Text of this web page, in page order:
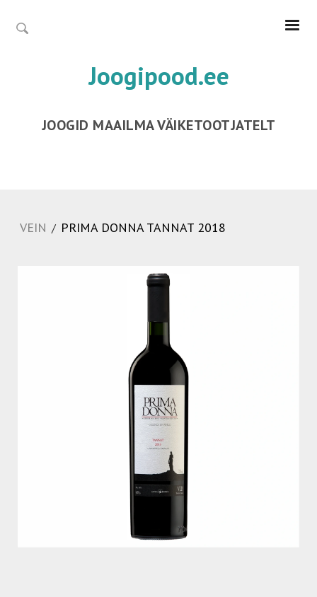
Joogipood.ee
JOOGID MAAILMA VÄIKETOOTJATELT
VEIN / PRIMA DONNA TANNAT 2018